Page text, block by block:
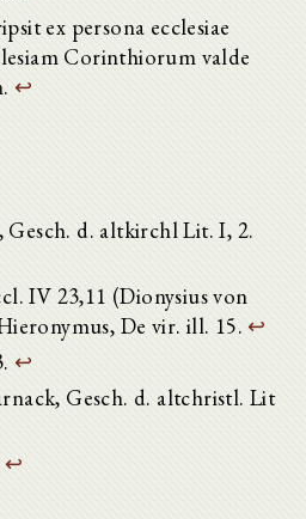
ex persona ecclesiae
Corinthiorum valde
↩
Gesch. d. altkirchl Lit. I, 2.
IV 23,11 (Dionysius von
De vir. ill. 15. ↩
↩
Gesch. d. altchristl. Lit
↩